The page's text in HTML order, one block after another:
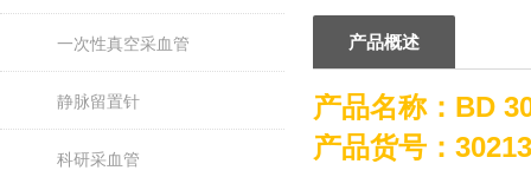
一次性真空采血管
静脉留置针
科研采血管
产品概述
产品名称： BD
产品货号：